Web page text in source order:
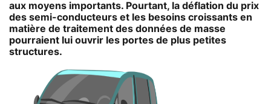
aux moyens importants. Pourtant, la déflation du prix
des semi-conducteurs et les besoins croissants en
matière de traitement des données de masse
pourraient lui ouvrir les portes de plus petites
structures.